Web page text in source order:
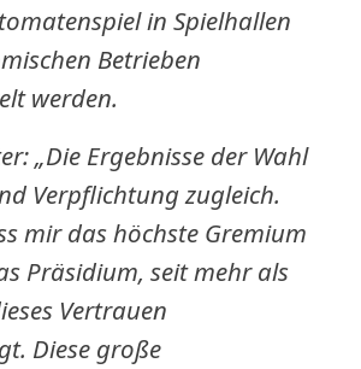
in Spielhallen
Betrieben
werden.
„Die Ergebnisse der Wahl
Verpflichtung zugleich.
mir das höchste Gremium
Präsidium, seit mehr als
Vertrauen
Diese große